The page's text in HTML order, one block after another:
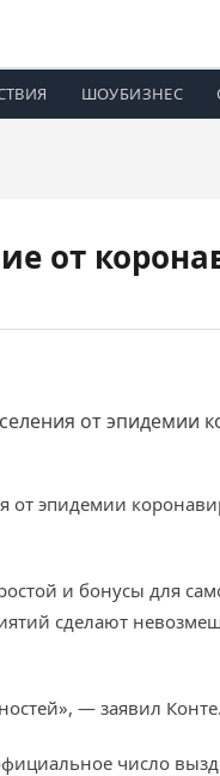
ШОУБИЗНЕС
от
от эпидемии
от эпидемии
и бонусы для
сделают
— заявил Конте.
число